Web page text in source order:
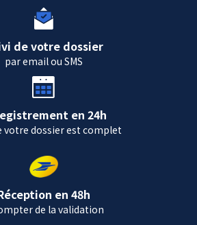
de votre dossier
par email ou SMS
en 24h
votre dossier est complet
en 48h
de la validation